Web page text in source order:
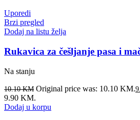
Uporedi
Brzi pregled
Dodaj na listu želja
Rukavica za češljanje pasa i
Na stanju
10.10KM Original price was: 10.10 KM.
9.90 KM.
Dodaj u korpu